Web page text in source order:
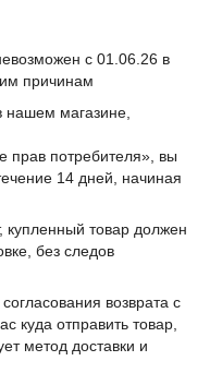
с 01.06.26 в
причинам
нашем магазине,
прав потребителя», вы
14 дней, начиная
купленный товар должен
без следов
возврата с
куда отправить товар,
метод доставки и